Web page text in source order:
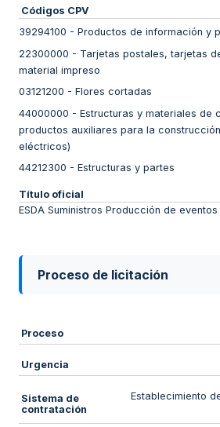
Códigos CPV
39294100 - Productos de información y
22300000 - Tarjetas postales, tarjetas
material impreso
03121200 - Flores cortadas
44000000 - Estructuras y materiales de
productos auxiliares para la
eléctricos)
44212300 - Estructuras y partes
Título oficial
ESDA Suministros Producción de eventos
Proceso de licitación
Proceso
Urgencia
Sistema de
contratación
Establecimiento